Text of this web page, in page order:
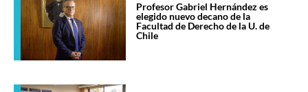
Profesor Gabriel Hernández es
elegido nuevo decano de la
Facultad de Derecho de la U. de
Chile